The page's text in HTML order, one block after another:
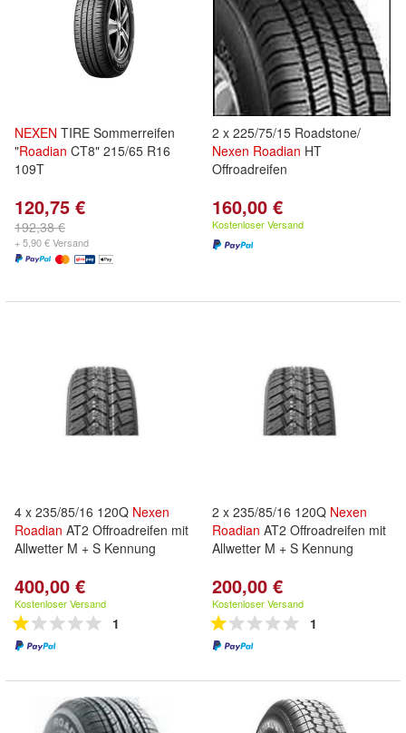
NEXEN TIRE Sommerreifen
"Roadian CT8" 215/65 R16
109T
120,75 €
192,38 €
+ 5,90 € Versand
2 x 225/75/15 Roadstone/
Nexen Roadian HT
Offroadreifen
160,00 €
Kostenloser Versand
4 x 235/85/16 120Q Nexen
Roadian AT2 Offroadreifen mit
Allwetter M + S Kennung
400,00 €
Kostenloser Versand
1
2 x 235/85/16 120Q Nexen
Roadian AT2 Offroadreifen mit
Allwetter M + S Kennung
200,00 €
Kostenloser Versand
1